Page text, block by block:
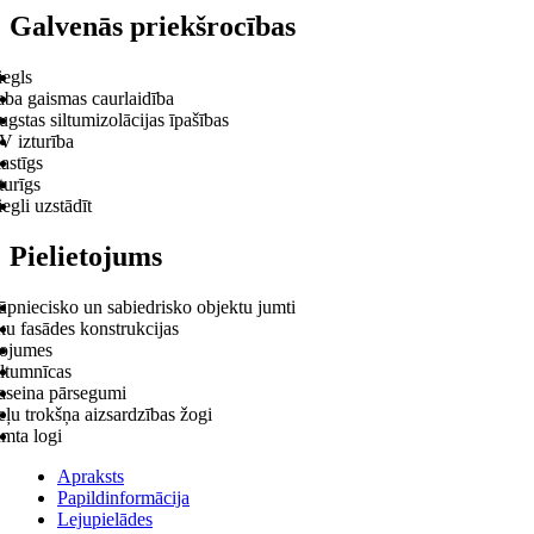
Galvenās priekšrocības
gaismas caurlaidība
siltumizolācijas īpašības
izturība
uzstādīt
Pielietojums
un sabiedrisko objektu jumti
fasādes konstrukcijas
pārsegumi
trokšņa aizsardzības žogi
logi
Apraksts
Papildinformācija
Lejupielādes